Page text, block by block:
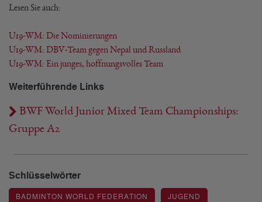
Lesen Sie auch:
U19-WM: Die Nominierungen
U19-WM: DBV-Team gegen Nepal und Russland
U19-WM: Ein junges, hoffnungsvolles Team
Weiterführende Links
BWF World Junior Mixed Team Championships:
Gruppe A2
Schlüsselwörter
BADMINTON WORLD FEDERATION JUGEND